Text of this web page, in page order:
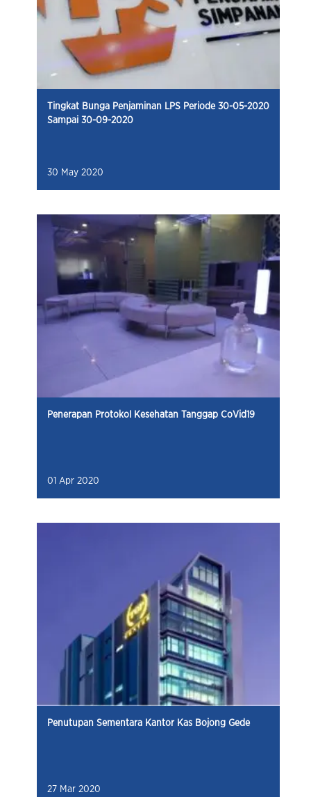
Tingkat Bunga Penjaminan LPS Periode 30-05-2020
Sampai 30-09-2020
30 May 2020
Penerapan Protokol Kesehatan Tanggap CoVid19
01 Apr 2020
Penutupan Sementara Kantor Kas Bojong Gede
27 Mar 2020